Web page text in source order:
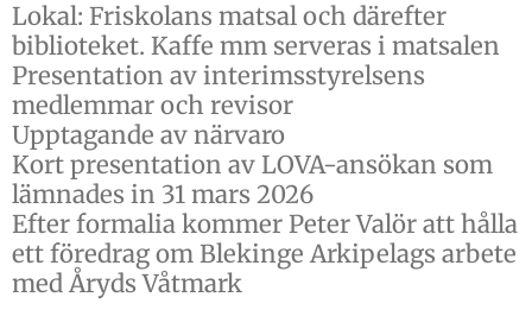
Lokal: Friskolans matsal och därefter
biblioteket. Kaffe mm serveras i matsalen
Presentation av interimsstyrelsens
medlemmar och revisor
Upptagande av närvaro
Kort presentation av LOVA-ansökan som
lämnades in 31 mars 2026
Efter formalia kommer Peter Valör att hålla
ett föredrag om Blekinge Arkipelags arbete
med Åryds Våtmark